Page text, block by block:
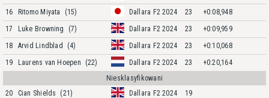
16
Ritomo Miyata (15) Dallara F2 2024 23
+0:08,948
17
Luke Browning (7) Dallara F2 2024 23
+0:09,959
18
Arvid Lindblad (4) Dallara F2 2024 23
+0:10,068
19
Laurens van Hoepen (22) Dallara F2 2024 23
+0:20,164
Niesklasyfikowani
20
Cian Shields (21) Dallara F2 2024
19